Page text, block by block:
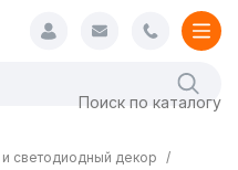
светодиодный декор